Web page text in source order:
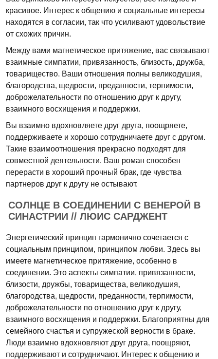
красивое. Интерес к общению и социальные интересы
находятся в согласии, так что усиливают удовольствие
от схожих причин.
Между вами магнетическое притяжение, вас связывают
взаимные симпатии, привязанность, близость, дружба,
товарищество. Ваши отношения полны великодушия,
благородства, щедрости, преданности, терпимости,
доброжелательности по отношению друг к другу,
взаимного восхищения и поддержки.
Вы взаимно вдохновляете друг друга, поощряете,
поддерживаете и хорошо сотрудничаете друг с другом.
Такие взаимоотношения прекрасно подходят для
совместной деятельности. Ваш роман способен
перерасти в хороший прочный брак, где чувства
партнеров друг к другу не остывают.
СОЛНЦЕ В СОЕДИНЕНИИ С ВЕНЕРОЙ В
СИНАСТРИИ // ЛЮИС САРДЖЕНТ
Энергетический принцип гармонично сочетается с
социальным принципом, принципом любви. Здесь вы
имеете магнетическое притяжение, особенно в
соединении. Это аспекты симпатии, привязанности,
близости, дружбы, товарищества, великодушия,
благородства, щедрости, преданности, терпимости,
доброжелательности по отношению друг к другу,
взаимного восхищения и поддержки. Благоприятны для
семейного счастья и супружеской верности в браке.
Люди взаимно вдохновляют друг друга, поощряют,
поддерживают и сотрудничают. Интерес к общению и